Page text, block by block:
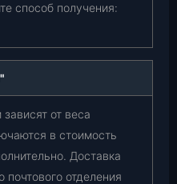
способ получения:
от веса
в стоимость
Доставка
отделения